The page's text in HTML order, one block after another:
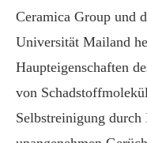
Ceramica Group und
Universität Mailand
Haupteigenschaften
von
Selbstreinigung